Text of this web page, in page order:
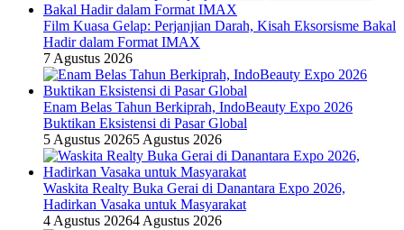
Film Kuasa Gelap: Perjanjian Darah, Kisah Eksorsisme Bakal
Hadir dalam Format IMAX
7 Agustus 2026
Enam Belas Tahun Berkiprah, IndoBeauty Expo 2026
Buktikan Eksistensi di Pasar Global
5 Agustus 20265 Agustus 2026
Waskita Realty Buka Gerai di Danantara Expo 2026,
Hadirkan Vasaka untuk Masyarakat
4 Agustus 20264 Agustus 2026